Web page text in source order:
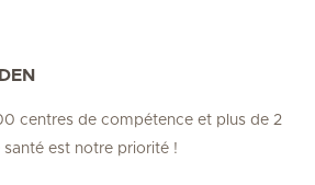
centres de compétence et plus de 2
est notre priorité !